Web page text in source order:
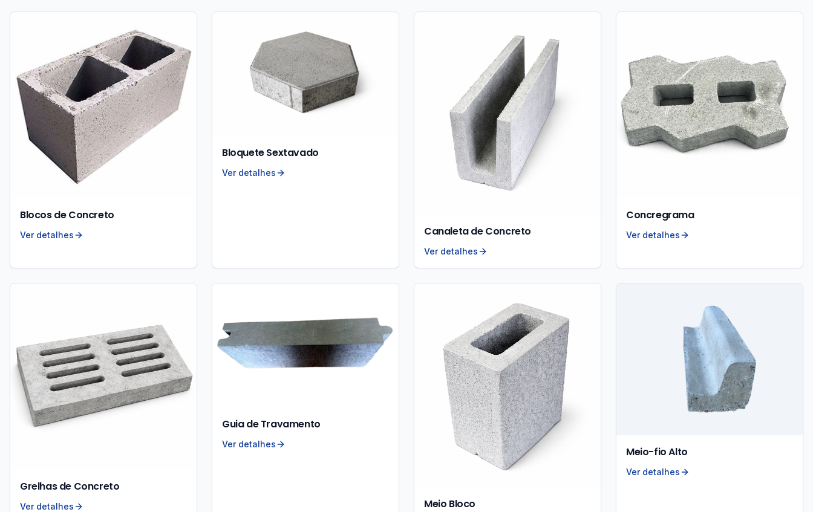
Blocos de Concreto
Ver detalhes
Bloquete Sextavado
Ver detalhes
Canaleta de Concreto
Ver detalhes
Concregrama
Ver detalhes
Grelhas de Concreto
Ver detalhes
Guia de Travamento
Ver detalhes
Meio Bloco
Meio-fio Alto
Ver detalhes